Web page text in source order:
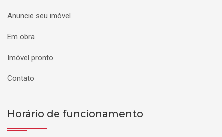
Anuncie seu imóvel
Em obra
Imóvel pronto
Contato
Horário de funcionamento